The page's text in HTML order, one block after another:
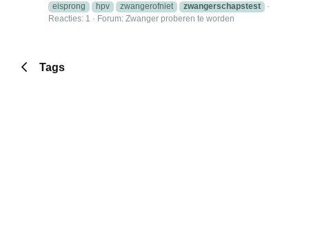
eisprong
hpv zwangerofniet
zwangerschapstest
Reacties: 1
Forum: Zwanger proberen te worden
Tags